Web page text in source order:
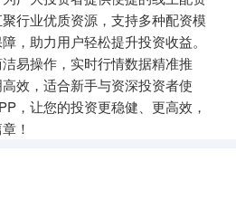
行业优质资源，支持多种配资模
，助力用户轻松提升投资收益。
易操作，实时行情数据精准推
效，适合新手与资深投资者使
，让您的投资更稳健、更高效，
！